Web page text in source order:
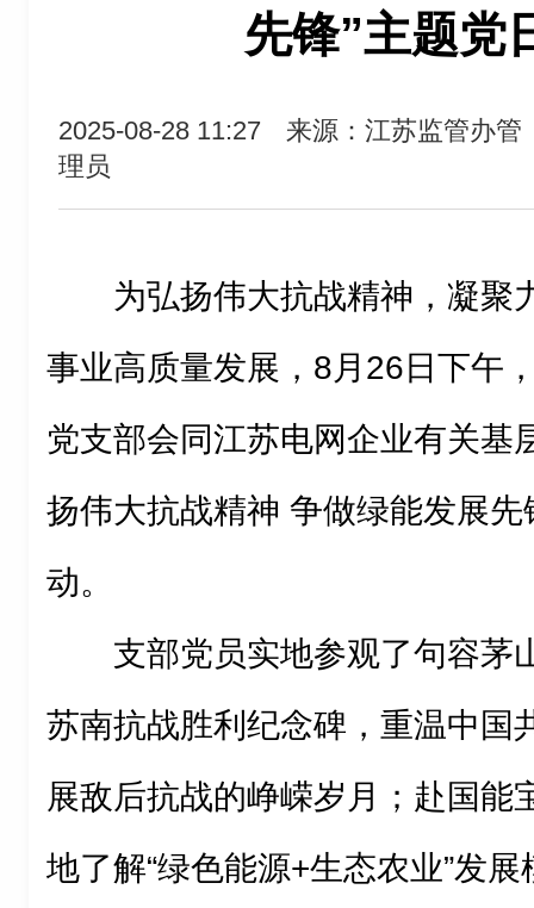
先锋”主题党
2025-08-28 11:27
来源：江苏监管办管
理员
为弘扬伟大抗战精神，凝聚
事业高质量发展，8月26日下午
党支部会同江苏电网企业有关基
扬伟大抗战精神 争做绿能发展先
动。
支部党员实地参观了句容茅
苏南抗战胜利纪念碑，重温中国
展敌后抗战的峥嵘岁月；赴国能
地了解“绿色能源+生态农业”发